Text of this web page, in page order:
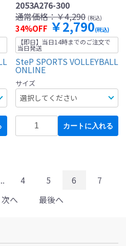
2053A276-300
通常価格：￥4,290 (税込)
34%OFF ￥2,790(税込)
【即日】当日14時までのご注文で
当日発送
SteP SPORTS VOLLEYBALL
ONLINE
サイズ
カートに入れる
4 5 6
7
次へ 最後へ